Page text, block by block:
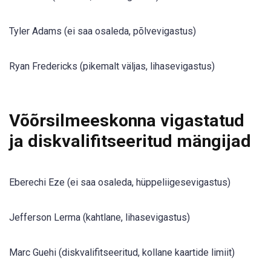
Tyler Adams (ei saa osaleda, põlvevigastus)
Ryan Fredericks (pikemalt väljas, lihasevigastus)
Võõrsilmeeskonna vigastatud
ja diskvalifitseeritud mängijad
Eberechi Eze (ei saa osaleda, hüppeliigesevigastus)
Jefferson Lerma (kahtlane, lihasevigastus)
Marc Guehi (diskvalifitseeritud, kollane kaartide limiit)